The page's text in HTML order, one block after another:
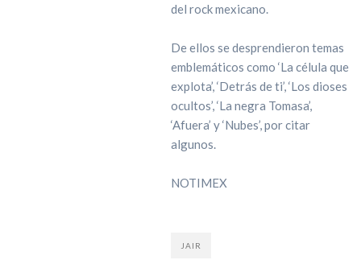
del rock mexicano.
De ellos se desprendieron temas
emblemáticos como ‘La célula que
explota’, ‘Detrás de ti’, ‘Los dioses
ocultos’, ‘La negra Tomasa’,
‘Afuera’ y ‘Nubes’, por citar
algunos.
NOTIMEX
JAIR